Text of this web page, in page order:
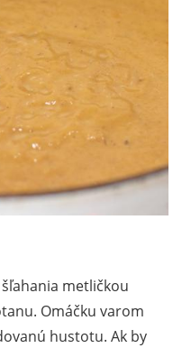
metličkou
Omáčku varom
hustotu. Ak by